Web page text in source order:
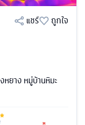
แชร์
ถูกใจ
หยาง หมู่บ้านหิมะ